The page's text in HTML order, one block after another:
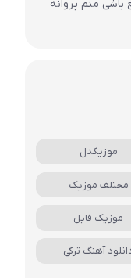
منم پروانه
موزیکدل
مختلف موزیک
موزیک فایل
آهنگ ترکی